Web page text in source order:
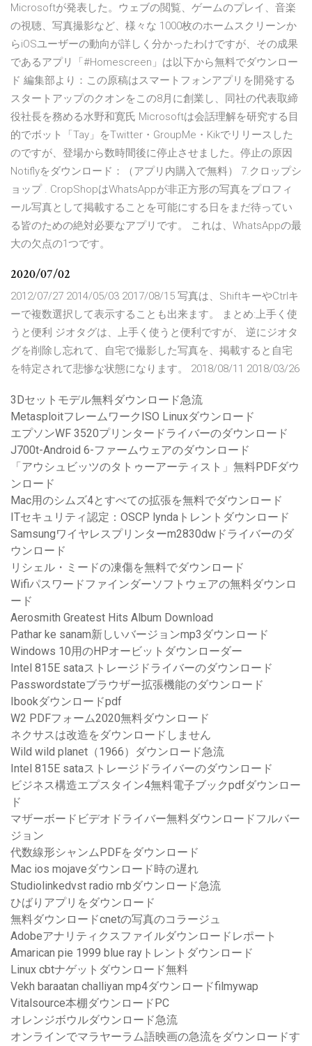
Microsoftが発表した。ウェブの閲覧、ゲームのプレイ、音楽
の視聴、写真撮影など、様々な 1000枚のホームスクリーンか
らiOSユーザーの動向が詳しく分かったわけですが、その成果
であるアプリ「#Homescreen」は以下から無料でダウンロー
ド 編集部より：この原稿はスマートフォンアプリを開発する
スタートアップのクオンをこの8月に創業し、同社の代表取締
役社長を務める水野和寛氏 Microsoftは会話理解を研究する目
的でボット「Tay」をTwitter・GroupMe・Kikでリリースした
のですが、登場から数時間後に停止させました。停止の原因
Notiflyをダウンロード：（アプリ内購入で無料） 7.クロップシ
ョップ . CropShopはWhatsAppが非正方形の写真をプロフィ
ール写真として掲載することを可能にする日をまだ待ってい
る皆のための絶対必要なアプリです。 これは、WhatsAppの最
大の欠点の1つです。
2020/07/02
2012/07/27 2014/05/03 2017/08/15 写真は、ShiftキーやCtrlキ
ーで複数選択して表示することも出来ます。 まとめ:上手く使
うと便利 ジオタグは、上手く使うと便利ですが、 逆にジオタ
グを削除し忘れて、自宅で撮影した写真を、掲載すると自宅
を特定されて悲惨な状態になります。 2018/08/11 2018/03/26
3Dセットモデル無料ダウンロード急流
MetasploitフレームワークISO Linuxダウンロード
エプソンWF 3520プリンタードライバーのダウンロード
J700t-Android 6-ファームウェアのダウンロード
「アウシュビッツのタトゥーアーティスト」無料PDFダウ
ンロード
Mac用のシムズ4とすべての拡張を無料でダウンロード
ITセキュリティ認定：OSCP lyndaトレントダウンロード
Samsungワイヤレスプリンターm2830dwドライバーのダ
ウンロード
リシェル・ミードの凍傷を無料でダウンロード
Wifiパスワードファインダーソフトウェアの無料ダウンロ
ード
Aerosmith Greatest Hits Album Download
Pathar ke sanam新しいバージョンmp3ダウンロード
Windows 10用のHPオービットダウンローダー
Intel 815E sataストレージドライバーのダウンロード
Passwordstateブラウザー拡張機能のダウンロード
Ibookダウンロードpdf
W2 PDFフォーム2020無料ダウンロード
ネクサスは改造をダウンロードしません
Wild wild planet（1966）ダウンロード急流
Intel 815E sataストレージドライバーのダウンロード
ビジネス構造エプスタイン4無料電子ブックpdfダウンロー
ド
マザーボードビデオドライバー無料ダウンロードフルバー
ジョン
代数線形シャンムPDFをダウンロード
Mac ios mojaveダウンロード時の遅れ
Studiolinkedvst radio rnbダウンロード急流
ひばりアプリをダウンロード
無料ダウンロードcnetの写真のコラージュ
Adobeアナリティクスファイルダウンロードレポート
Amarican pie 1999 blue rayトレントダウンロード
Linux cbtナゲットダウンロード無料
Vekh baraatan challiyan mp4ダウンロードfilmywap
Vitalsource本棚ダウンロードPC
オレンジボウルダウンロード急流
オンラインでマラヤーラム語映画の急流をダウンロードす